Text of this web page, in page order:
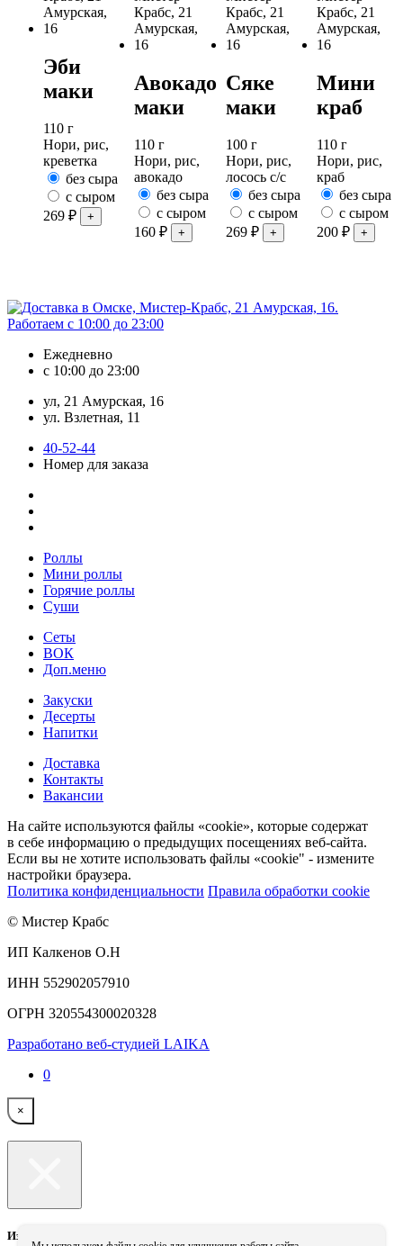
Эби
маки
110 г
Нори, рис,
креветка
без сыра
с сыром
269 ₽
Авокадо
маки
110 г
Нори, рис,
авокадо
без сыра
с сыром
160₽
Сяке
маки
100 г
Нори, рис,
лосось с/с
без сыра
с сыром
269 ₽
Мини
краб
110 г
Нори, рис,
краб
без сыра
с сыром
200 ₽
Ежедневно
с 10:00 до 23:00
ул, 21 Амурская, 16
ул. Взлетная, 11
40-52-44
Номер для заказа
Роллы
Мини роллы
Горячие роллы
Суши
Сеты
ВОК
Доп.меню
Закуски
Десерты
Напитки
Доставка
Контакты
Вакансии
На сайте используются файлы «cookie», которые содержат
в себе информацию о предыдущих посещениях веб-сайта.
Если вы не хотите использовать файлы «cookie" - измените
настройки браузера.
Политика конфиденциальности Правила обработки cookie
© Мистер Крабс
ИП Калкенов О.Н
ИНН 552902057910
ОГРН 320554300020328
Разработано веб-студией LAIKA
0
×
Извините, в данное время доставка не работает